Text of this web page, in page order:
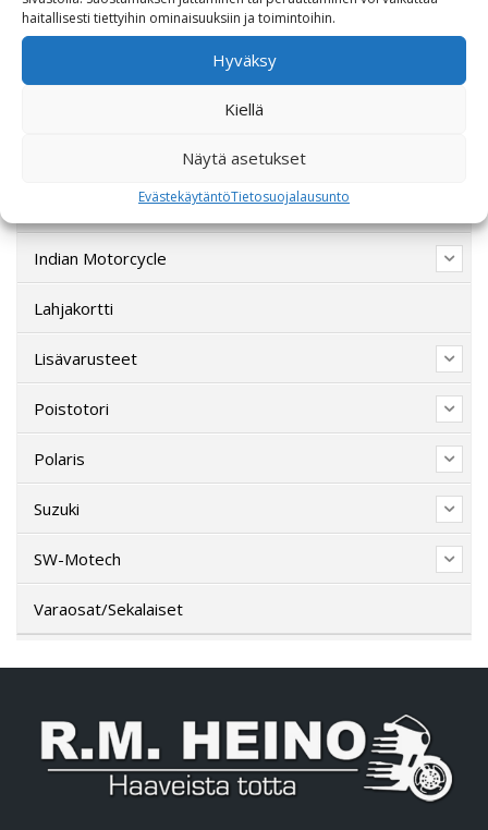
haitallisesti tiettyihin ominaisuuksiin ja toimintoihin.
Hyväksy
Kiellä
Näytä asetukset
EvästekäytäntöTietosuojalausunto
Harley-Davidson
Indian Motorcycle
Lahjakortti
Lisävarusteet
Poistotori
Polaris
Suzuki
SW-Motech
Varaosat/Sekalaiset